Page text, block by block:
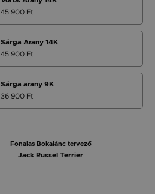
45 900 Ft
Sárga Arany 14K
45 900 Ft
Sárga arany 9K
36 900 Ft
Fonalas Bokalánc tervező
Jack Russel Terrier